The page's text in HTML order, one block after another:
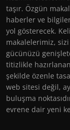
taşır. Özgün
haberler ve
yol gösterecek.
makalelerimiz, sizi
gücünüzü
titizlikle
şekilde özenle
web sitesi değil,
buluşma
evrene dair yeni